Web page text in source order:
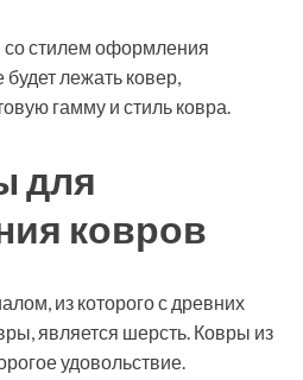
со стилем оформления
лежать ковер,
гамму и стиль ковра.
для
ковров
из которого с древних
является шерсть. Ковры из
удовольствие.